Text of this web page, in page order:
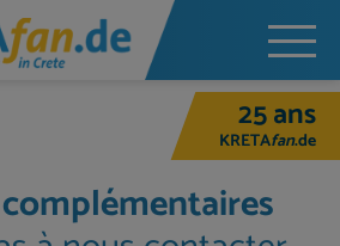
25 ans
KRETAfan.de